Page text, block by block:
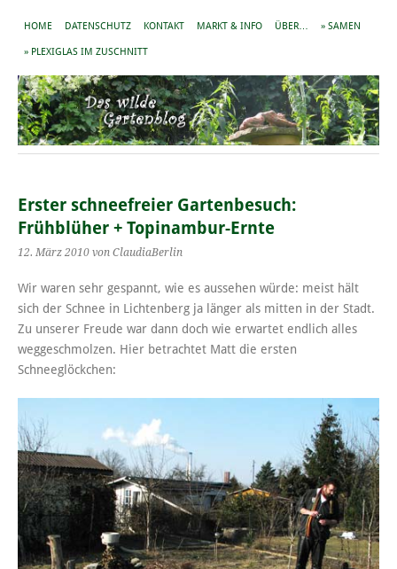
HOME DATENSCHUTZ KONTAKT MARKT & INFO ÜBER… » SAMEN
» PLEXIGLAS IM ZUSCHNITT
Erster schneefreier Gartenbesuch:
Frühblüher + Topinambur-Ernte
12. März 2010 von ClaudiaBerlin
Wir waren sehr gespannt, wie es aussehen würde: meist hält
sich der Schnee in Lichtenberg ja länger als mitten in der Stadt.
Zu unserer Freude war dann doch wie erwartet endlich alles
weggeschmolzen. Hier betrachtet Matt die ersten
Schneeglöckchen: